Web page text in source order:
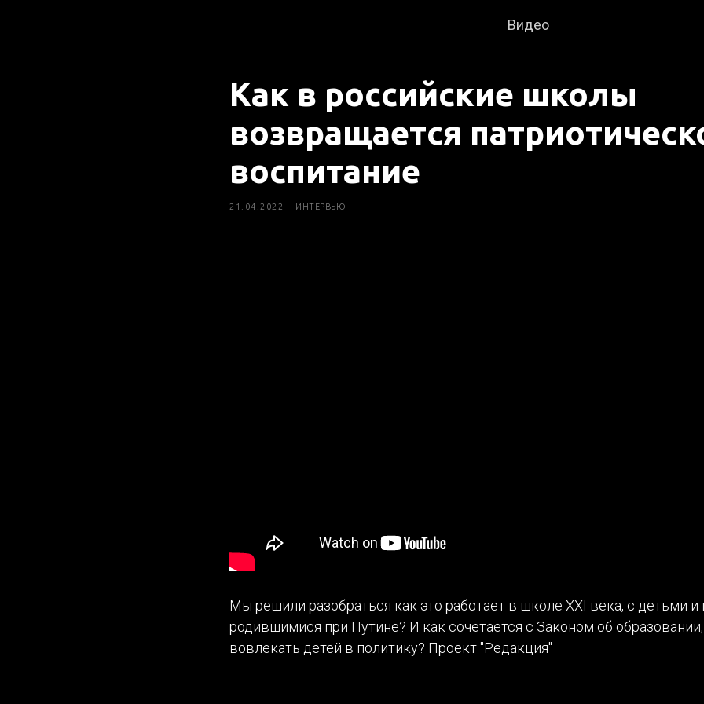
Видео
Как в российские школы
возвращается
воспитание
21.04.2022 ИНТЕРВЬЮ
Мы решили разобраться как это работает в школе XXI века, с детьми и
родившимися при Путине? И как сочетается с Законом об
вовлекать детей в политику? Проект "Редакция"